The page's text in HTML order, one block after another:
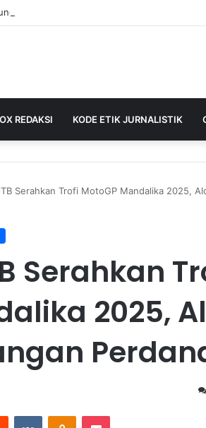
REDAKSI KODE ETIK JURNALISTIK
Serahkan Trofi MotoGP Mandalika 2025,
Serahkan
2025,
Reddit VKontakteOdnoklassniki